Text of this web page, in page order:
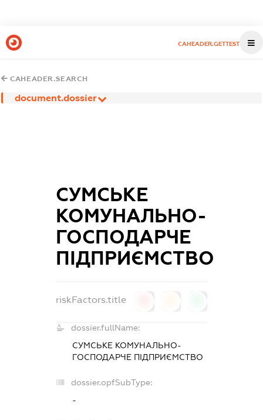
CAHEADER.GETTEST
CAHEADER.SEARCH
document.dossier
СУМСЬКЕ
КОМУНАЛЬНО-
ГОСПОДАРЧЕ
ПІДПРИЄМСТВО
riskFactors.title
dossier.fullName:
СУМСЬКЕ КОМУНАЛЬНО-
ГОСПОДАРЧЕ ПІДПРИЄМСТВО
dossier.opfSubType:
-